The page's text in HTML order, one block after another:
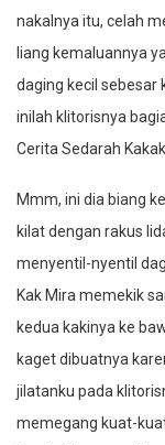
nakalnya itu, celah
liang kemaluannya
daging kecil sebesar
inilah klitorisnya
Cerita Sedarah Kakak
Mmm, ini dia biang
kilat dengan rakus
menyentil-nyentil
Kak Mira memekik
kedua kakinya ke
kaget dibuatnya
jilatanku pada
memegang kuat-